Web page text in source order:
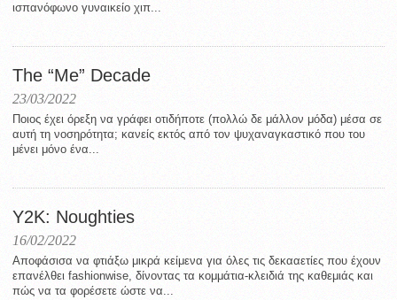
ισπανόφωνο γυναικείο χιπ...
The “Me” Decade
23/03/2022
Ποιος έχει όρεξη να γράφει οτιδήποτε (πολλώ δε μάλλον μόδα) μέσα σε
αυτή τη νοσηρότητα; κανείς εκτός από τον ψυχαναγκαστικό που του
μένει μόνο ένα...
Y2K: Noughties
16/02/2022
Aποφάσισα να φτιάξω μικρά κείμενα για όλες τις δεκααετίες που έχουν
επανέλθει fashionwise, δίνοντας τα κομμάτια-κλειδιά της καθεμιάς και
πώς να τα φορέσετε ώστε να...